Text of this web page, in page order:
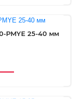
PMYE 25-40 мм